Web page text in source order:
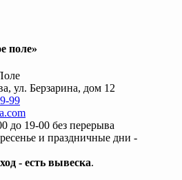
поле»
ул. Берзарина, дом 12
99
до 19-00 без перерыва
и праздничные дни -
- есть вывеска.